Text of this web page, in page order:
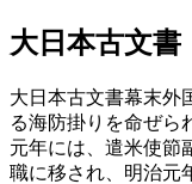
大日本古文書
大日本古文書幕末外
る海防掛りを命ぜら
元年には、遣米使節
職に移され、明治元